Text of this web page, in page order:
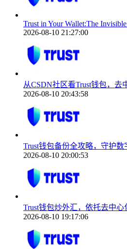
Trust in Your Wallet:The
2026-08-10 21:27:00
从CSDN社区看Trust钱包，去
2026-08-10 20:43:58
Trust钱包备份全攻略，守护
2026-08-10 20:00:53
Trust钱包炒外汇，依托去中
2026-08-10 19:17:06